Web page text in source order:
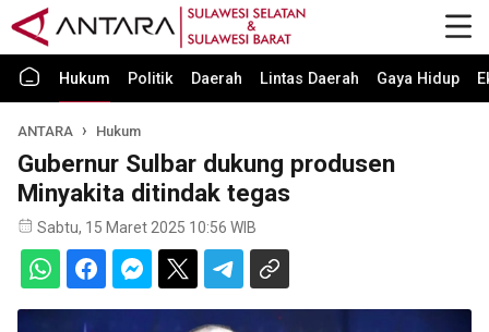
Hukum Politik Daerah Lintas Daerah Gaya Hidup
ANTARA Hukum
Gubernur Sulbar dukung produsen
Minyakita ditindak tegas
Sabtu, 15 Maret 2025 10:56 WIB